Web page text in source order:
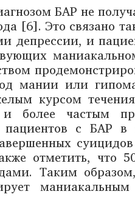
БАР не
[6]. Это связано
депрессии, и
мании или
курсом
более частым
пациентов с БАР
отметить,
Таким